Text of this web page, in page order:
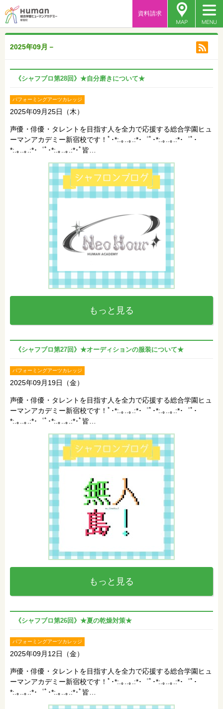
資料請求
2025年09月－
《シャフブロ第28回》★自分磨きについて★
パフォーミングアーツカレッジ
2025年09月25日（木）
声優・俳優・タレントを目指す人を全力で応援する総合学園ヒュ
ーマンアカデミー新宿校です！ﾟ･*:.｡..｡.:*･゜ﾟ･*:.｡..｡.:*･゜ﾟ･
*:.｡..｡.:*･゜ﾟ･*:.｡..｡.:*･ﾟ皆…
もっと見る
《シャフブロ第27回》★オーディションの服装について★
パフォーミングアーツカレッジ
2025年09月19日（金）
声優・俳優・タレントを目指す人を全力で応援する総合学園ヒュ
ーマンアカデミー新宿校です！ﾟ･*:.｡..｡.:*･゜ﾟ･*:.｡..｡.:*･゜ﾟ･
*:.｡..｡.:*･゜ﾟ･*:.｡..｡.:*･ﾟ皆…
もっと見る
《シャフブロ第26回》★夏の乾燥対策★
パフォーミングアーツカレッジ
2025年09月12日（金）
声優・俳優・タレントを目指す人を全力で応援する総合学園ヒュ
ーマンアカデミー新宿校です！ﾟ･*:.｡..｡.:*･゜ﾟ･*:.｡..｡.:*･゜ﾟ･
*:.｡..｡.:*･゜ﾟ･*:.｡..｡.:*･ﾟ皆…